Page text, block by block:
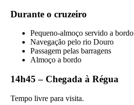
Durante o cruzeiro
Pequeno-almoço servido a bordo
Navegação pelo rio Douro
Passagem pelas barragens
Almoço a bordo
14h45 – Chegada à Régua
Tempo livre para visita.